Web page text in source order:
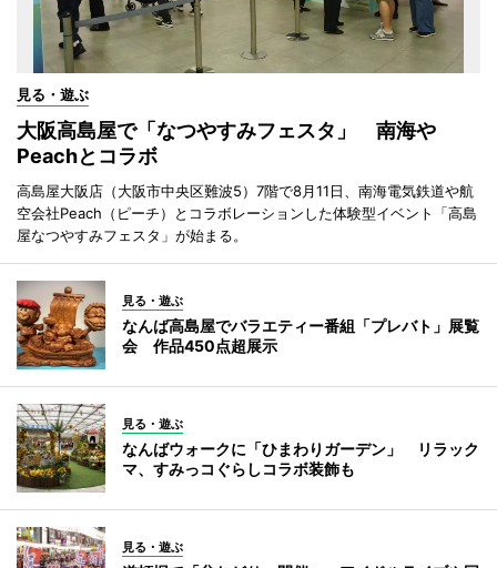
見る・遊ぶ
大阪高島屋で「なつやすみフェスタ」 南海や
Peachとコラボ
高島屋大阪店（大阪市中央区難波5）7階で8月11日、南海電気鉄道や航
空会社Peach（ピーチ）とコラボレーションした体験型イベント「高島
屋なつやすみフェスタ」が始まる。
見る・遊ぶ
なんば高島屋でバラエティー番組「プレバト」展覧
会 作品450点超展示
見る・遊ぶ
なんばウォークに「ひまわりガーデン」 リラック
マ、すみっコぐらしコラボ装飾も
見る・遊ぶ